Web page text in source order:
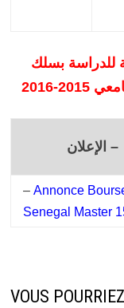
للدراسة بسلك
2016
– الإعلان
– Annonce
Senegal Master
VOUS